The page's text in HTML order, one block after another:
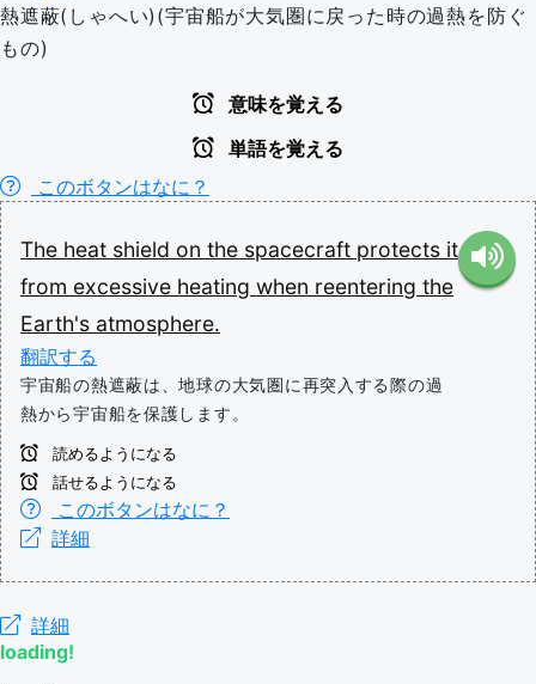
熱遮蔽(しゃへい)(宇宙船が大気圏に戻った時の過熱を防ぐ
もの)
意味を覚える
単語を覚える
このボタンはなに？
The heat shield on the spacecraft protects it
from excessive heating when reentering the
Earth's atmosphere.
翻訳する
宇宙船の熱遮蔽は、地球の大気圏に再突入する際の過
熱から宇宙船を保護します。
読めるようになる
話せるようになる
このボタンはなに？
詳細
詳細
loading!